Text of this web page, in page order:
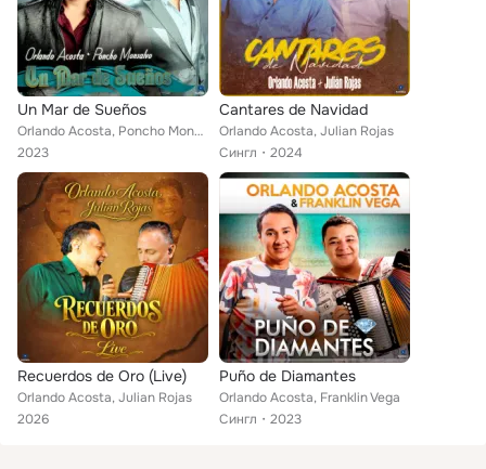
Un Mar de Sueños
Orlando Acosta, Poncho Monsalvo
2023
Cantares de Navidad
Orlando Acosta, Julian Rojas
Сингл
2024
Recuerdos de Oro (Live)
Orlando Acosta, Julian Rojas
2026
Puño de Diamantes
Orlando Acosta, Franklin Vega
Сингл
2023